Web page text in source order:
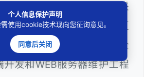
政府听证员、深圳市政府采
律类），曾担任深圳市某区
律师、计算机信息网络安全
开发和WEB服务器维护工程
个人信息保护声明
使用cookie技术现向您征询意见。
同意后关闭